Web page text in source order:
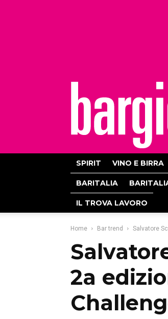
SPIRIT VINO E BIRRA
BARITALIA
IL TROVA LAVORO
Home Bar trend Salvatore
2a